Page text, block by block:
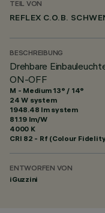
TEIL VON
REFLEX C.O.B.
BESCHREIBUNG
Drehbare
ON-OFF
M - Medium 13° / 14°
24 W system
1948.48 lm system
81.19 lm/W
4000 K
CRI 82 - Rf (Colour
ENTWORFEN VON
iGuzzini